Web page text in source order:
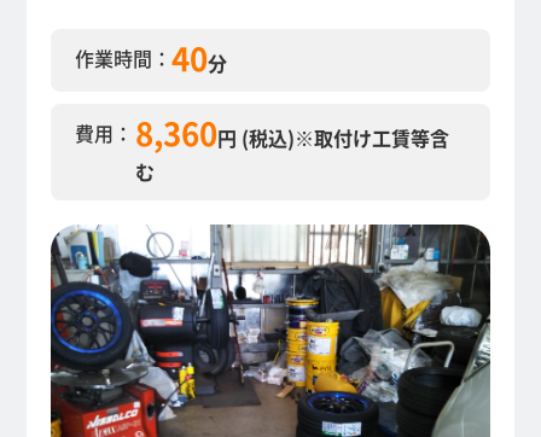
作業時間：40分
費用： 8,360円 (税込)※取付け工賃等含
む